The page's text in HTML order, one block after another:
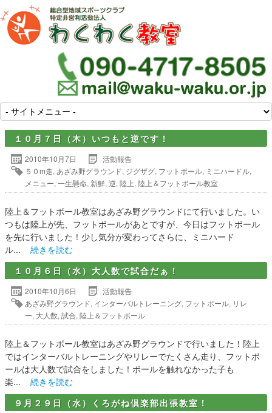
１０月７日（木）いつもと逆です！
2010年10月7日
活動報告
５０m走, あざみ野グラウンド, ジグザグ, フットボール, ミニハードル,
メニュー, 一生懸命, 新鮮, 逆, 陸上, 陸上＆フットボール教室
陸上＆フットボール教室はあざみ野グラウンドにて行いました。い
つもは陸上が先、フットボールがあとですが、今日はフットボール
を先に行いました！少し気分が変わってさらに、ミニハード
ル... 続きを読む
１０月６日（水）大人数で試合だぁ！
2010年10月6日
活動報告
あざみ野グラウンド, インターバルトレーニング, フットボール, リレ
ー, 大人数, 試合, 陸上＆フットボール
陸上＆フットボール教室はあざみ野グラウンドで行いました！陸上
ではインターバルトレーニングやリレーでたくさん走り、フットボ
ールは大人数で試合をしました！ボールを触れなかった子も
楽... 続きを読む
９月２９日（水）くろがね倶楽部出張教室！